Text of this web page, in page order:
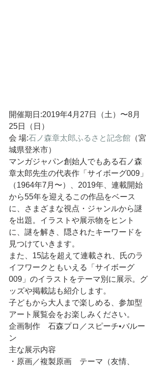
開催期日:2019年4月27日（土）〜8月
25日（日）
会 場:石ノ森章太郎ふるさと記念館 （宮
城県登米市）
マンガジャパン創始人でもある石ノ森
章太郎先生の代表作「サイボーグ009」
（1964年7月〜）、2019年、連載開始
から55年を迎えるこの作品をベース
に、さまざまな視点・ジャンルから謎
を出題。イラストや展示物をヒント
に、謎を解き、隠されたキーワードを
見つけていきます。
また、15誌を超えて連載され、氏のラ
イフワークともいえる「サイボーグ
009」のイラストをテーマ別に展示。グ
ッズや掲載誌も紹介します。
子どもから大人まで楽しめる、参加型
アート展覧会をお楽しみください。
企画制作　石森プロ／スピーチ•バルー
ン
主な展示内容
・原画／複製原画　テーマ（友情、